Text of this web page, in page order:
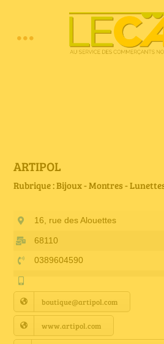
Toggle
E-book
Petites annonces
Annuaire Fournisseurs
Actualités
ARTIPOL
Rubrique : Bijoux - Montres -
16, rue des Alouettes
68110
0389604590
boutique@artipol.com
www.artipol.com